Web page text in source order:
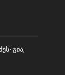
გია,